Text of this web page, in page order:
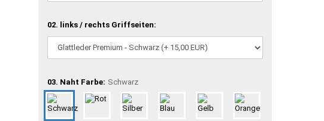
02. links / rechts Griffseiten:
03. Naht Farbe: Schwarz